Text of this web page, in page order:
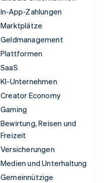
In-App-Zahlungen
Marktplätze
Geldmanagement
Plattformen
SaaS
KI-Unternehmen
Creator Economy
Gaming
Bewirtung, Reisen und
Freizeit
Versicherungen
Medien und Unterhaltung
Gemeinnützige